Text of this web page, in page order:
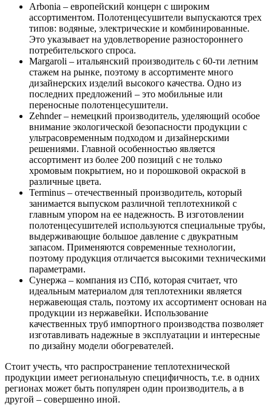
Arbonia – европейский концерн с широким
ассортиментом. Полотенцесушители выпускаются трех
типов: водяные, электрические и комбинированные.
Это указывает на удовлетворение разностороннего
потребительского спроса.
Margaroli – итальянский производитель с 60-ти летним
стажем на рынке, поэтому в ассортименте много
дизайнерских изделий высокого качества. Одно из
последних предложений – это мобильные или
переносные полотенцесушители.
Zehnder – немецкий производитель, уделяющий особое
внимание экологической безопасности продукции с
ультрасовременным подходом и дизайнерскими
решениями. Главной особенностью является
ассортимент из более 200 позиций с не только
хромовым покрытием, но и порошковой окраской в
различные цвета.
Terminus – отечественный производитель, который
занимается выпуском различной теплотехникой с
главным упором на ее надежность. В изготовлении
полотенцесушителей используются специальные трубы,
выдерживающие большое давление с двукратным
запасом. Применяются современные технологии,
поэтому продукция отличается высокими техническими
параметрами.
Сунержа – компания из СПб, которая считает, что
идеальным материалом для теплотехники является
нержавеющая сталь, поэтому их ассортимент основан на
продукции из нержавейки. Использование
качественных труб импортного производства позволяет
изготавливать надежные в эксплуатации и интересные
по дизайну модели обогревателей.
Стоит учесть, что распространение теплотехнической
продукции имеет региональную специфичность, т.е. в одних
регионах может быть популярен один производитель, а в
другой – совершенно иной.